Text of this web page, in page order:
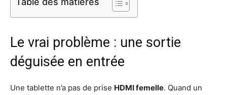
Le vrai problème : une sortie
déguisée en entrée
Une tablette n’a pas de prise HDMI femelle. Quand un